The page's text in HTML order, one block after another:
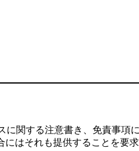
関する注意書き、免責事項
はそれも提供することを要